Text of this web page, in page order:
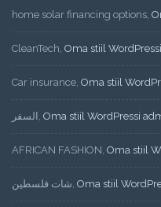
home solar financing options,
CleanTech, Oma stiil
Car insurance, Oma stiil
السفر , Oma stiil WordPressi
AFRICAN FASHION, Oma stiil
شات فلسطين, Oma stiil